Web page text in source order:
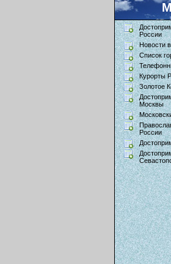
России
Новости
Список
Курорты
Золотое
Москвы
России